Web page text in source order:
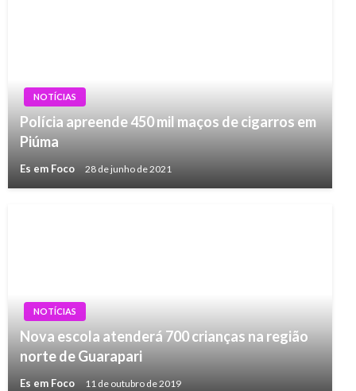
NOTÍCIAS
Polícia apreende 450 mil maços de cigarros em
Piúma
Es em Foco 28 de junho de 2021
NOTÍCIAS
Nova escola atenderá 700 crianças na região
norte de Guarapari
Es em Foco 11 de outubro de 2019